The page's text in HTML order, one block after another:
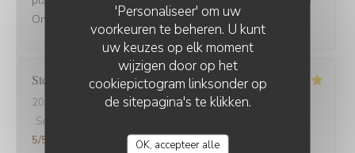
'Personaliseer' om uw
voorkeuren te beheren. U kunt
uw keuzes op elk moment
wijzigen door op het
cookiepictogram linksonder op
de sitepagina's te klikken.
OK, accepteer alle
On reviendra....
Stefano
2025-08-30
- 12:00 - Gasten 6
Service
5/5